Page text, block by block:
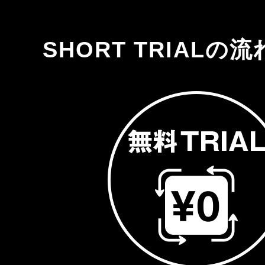
SHORT TRIALの流